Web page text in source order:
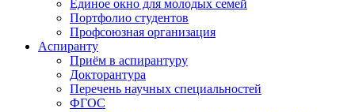
Единое окно для молодых семей
Портфолио студентов
Профсоюзная организация
Аспиранту
Приём в аспирантуру
Докторантура
Перечень научных специальностей
ФГОС